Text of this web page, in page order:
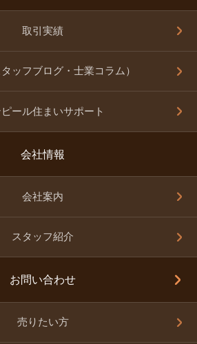
取引実績
ッフブログ・士業コラム）
ール住まいサポート
会社情報
会社案内
スタッフ紹介
お問い合わせ
売りたい方